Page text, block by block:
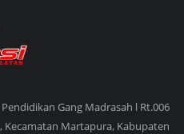
Gang Madrasah l Rt.006
Kecamatan Martapura, Kabupaten